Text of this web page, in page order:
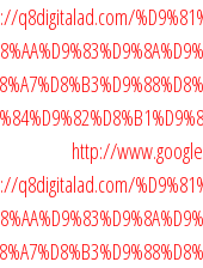
q8digitalad.com/
http://
q8digitalad.com/